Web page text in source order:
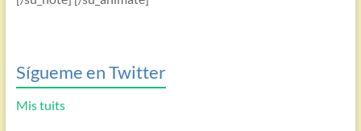
Sígueme en Twitter
Mis tuits